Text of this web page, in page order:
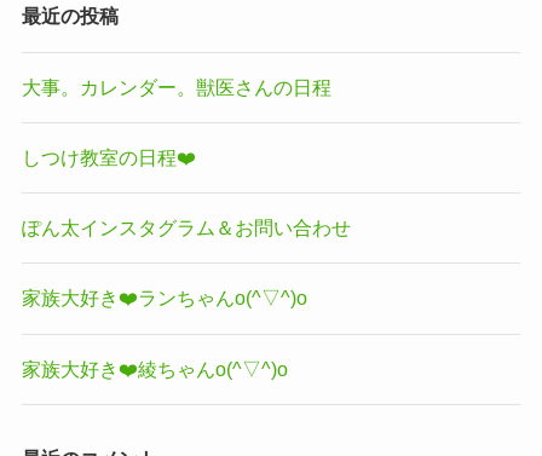
最近の投稿
大事。カレンダー。獣医さんの日程
しつけ教室の日程❤️
ぽん太インスタグラム＆お問い合わせ
家族大好き❤️ランちゃんo(^▽^)o
家族大好き❤️綾ちゃんo(^▽^)o